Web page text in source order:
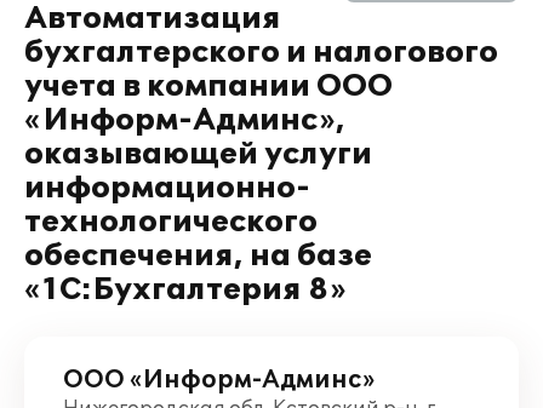
Автоматизация
бухгалтерского и налогового
учета в компании ООО
«Информ-Админс»,
оказывающей услуги
информационно-
технологического
обеспечения, на базе
«1С:Бухгалтерия 8»
ООО «Информ-Админс»